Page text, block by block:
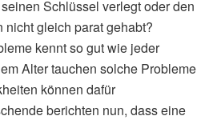
Schlüssel verlegt oder den
gleich parat gehabt?
kennt so gut wie jeder
Alter tauchen solche Probleme
können dafür
berichten nun, dass eine